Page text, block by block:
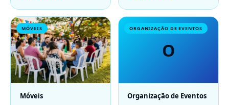
MÓVEIS
Móveis
O
ORGANIZAÇÃO DE EVENTOS
Organização de Eventos